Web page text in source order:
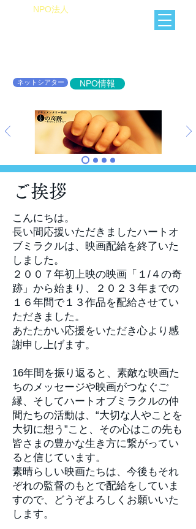
​NPO法人
NPO情報
ネットシアター
ご挨拶
こんにちは。
長い間応援いただきましたハートオ
ブミラクルは、映画配給を終了いた
しました。
２００７年初上映の映画「１/４の奇
跡」から始まり、２０２３年までの
１６年間で１３作品を配給させてい
ただきました。
あたたかい応援をいただき心より感
謝申し上げます。
16年間を振り返ると、素敵な映画た
ちのメッセージや映画がつなぐご
縁、そしてハートオブミラクルの仲
間たちの活動は、“大切な人やことを
大切に想う”こと、その心はこの先も
皆さまの豊かな生き方に繋がってい
ると信じています。
素晴らしい映画たちは、今後もそれ
ぞれの監督のもとで配給をしていま
すので、どうぞよろしくお願いいた
します。